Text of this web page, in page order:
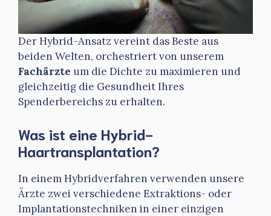
Der Hybrid-Ansatz vereint das Beste aus
beiden Welten, orchestriert von unserem
Fachärzte um die Dichte zu maximieren und
gleichzeitig die Gesundheit Ihres
Spenderbereichs zu erhalten.
Was ist eine Hybrid-
Haartransplantation?
In einem Hybridverfahren verwenden unsere
Ärzte zwei verschiedene Extraktions- oder
Implantationstechniken in einer einzigen